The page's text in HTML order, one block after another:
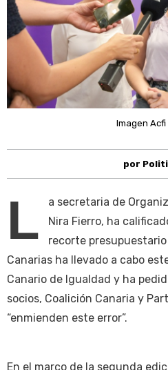
Imagen Acfi
por
L
a secretaria de
Nira Fierro, ha
recorte
Canarias ha llevado a cabo
Canario de Igualdad y ha
socios, Coalición Canaria y
“enmienden este error”.
En el marco de la segunda